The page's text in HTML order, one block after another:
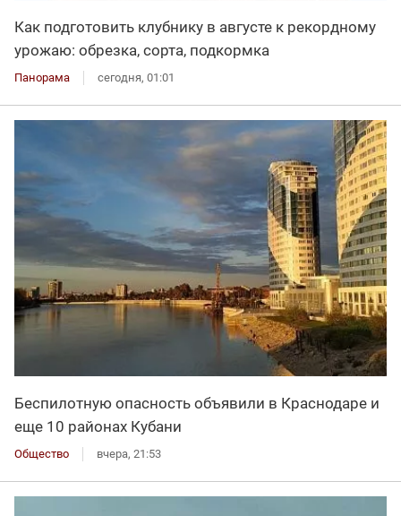
Как подготовить клубнику в августе к рекордному
урожаю: обрезка, сорта, подкормка
Панорама сегодня, 01:01
Беспилотную опасность объявили в Краснодаре и
еще 10 районах Кубани
Общество вчера, 21:53